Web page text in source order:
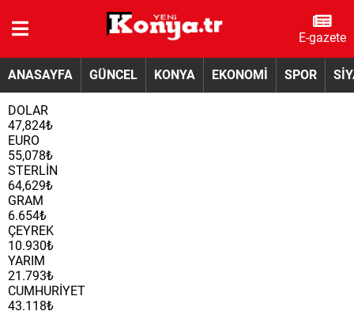
E-gazete
ANASAYFA GÜNCEL KONYA EKONOMİ SPOR
DOLAR
47,824₺
EURO
55,078₺
STERLİN
64,629₺
GRAM
6.654₺
ÇEYREK
10.930₺
YARIM
21.793₺
CUMHURİYET
43.118₺